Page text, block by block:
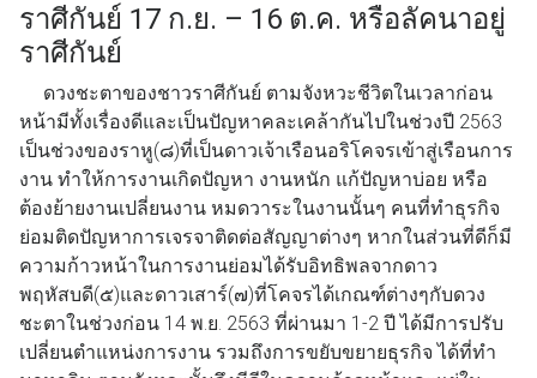
ราศีกันย์ 17 ก.ย. – 16 ต.ค. หรือลัคนาอยู่
ราศีกันย์
ดวงชะตาของชาวราศีกันย์ ตามจังหวะชีวิตในเวลาก่อน
หน้ามีทั้งเรื่องดีและเป็นปัญหาคละเคล้ากันไปในช่วงปี 2563
เป็นช่วงของราหู(๘)ที่เป็นดาวเจ้าเรือนอริโคจรเข้าสู่เรือนการ
งาน ทำให้การงานเกิดปัญหา งานหนัก แก้ปัญหาบ่อย หรือ
ต้องย้ายงานเปลี่ยนงาน หมดวาระในงานนั้นๆ คนที่ทำธุรกิจ
ย่อมติดปัญหาการเจรจาติดต่อสัญญาต่างๆ หากในส่วนที่ดีก็มี
ความก้าวหน้าในการงานย่อมได้รับอิทธิพลจากดาว
พฤหัสบดี(๕)และดาวเสาร์(๗)ที่โคจรได้เกณฑ์ต่างๆกับดวง
ชะตาในช่วงก่อน 14 พ.ย. 2563 ที่ผ่านมา 1-2 ปี ได้มีการปรับ
เปลี่ยนตำแหน่งการงาน รวมถึงการขยับขยายธุรกิจ ได้ที่ทำ